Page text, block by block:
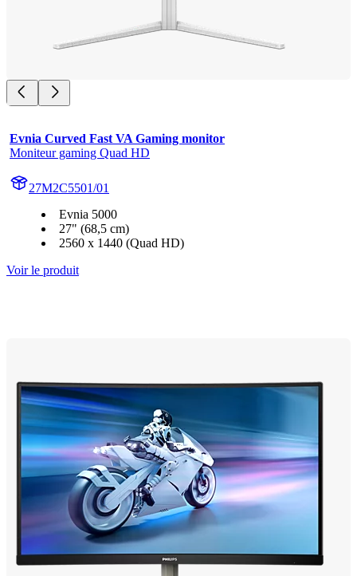
Evnia Curved Fast VA Gaming monitor
Moniteur gaming Quad HD
27M2C5501/01
Evnia 5000
27" (68,5 cm)
2560 x 1440 (Quad HD)
Voir le produit